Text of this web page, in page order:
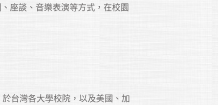
座談、音樂表演等方式，在校園
台灣各大學校院，以及美國、加